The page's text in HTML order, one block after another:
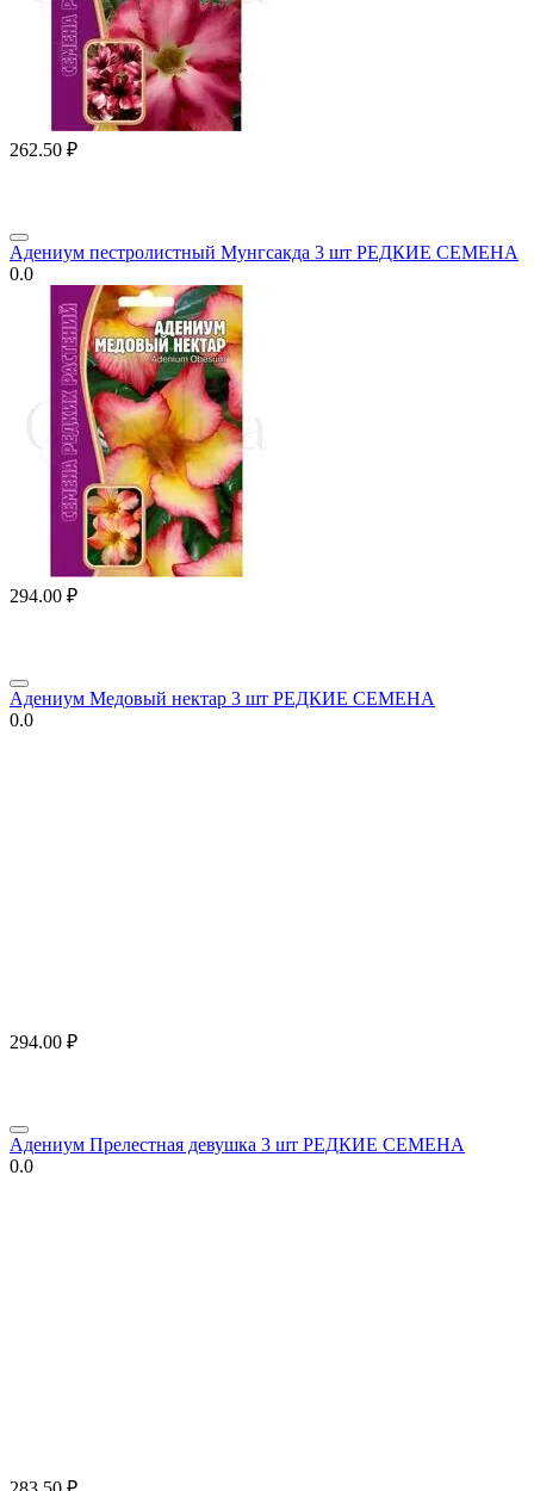
262.50 ₽
Адениум пестролистный Мунгсакда 3 шт РЕДКИЕ СЕМЕНА
0.0
294.00 ₽
Адениум Медовый нектар 3 шт РЕДКИЕ СЕМЕНА
0.0
294.00 ₽
Адениум Прелестная девушка 3 шт РЕДКИЕ СЕМЕНА
0.0